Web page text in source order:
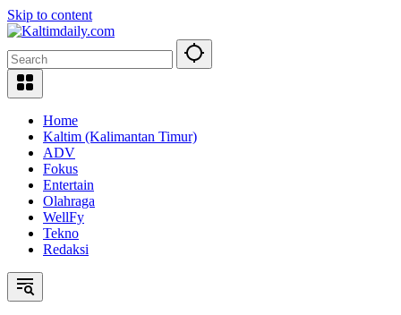
Skip to content
Home
Kaltim (Kalimantan Timur)
ADV
Fokus
Entertain
Olahraga
WellFy
Tekno
Redaksi